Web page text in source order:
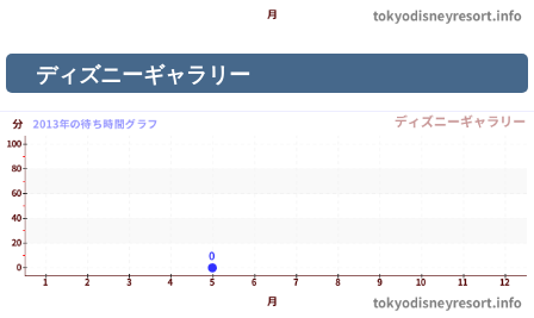
ディズニーギャラリー